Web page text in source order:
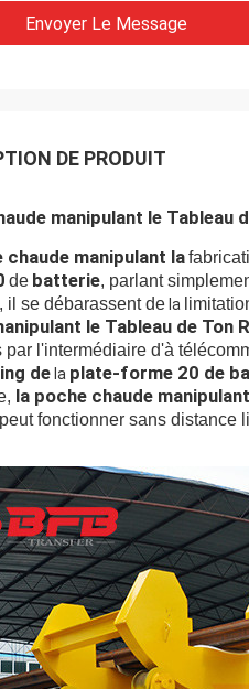
Envoyer Le Message
DE PRODUIT
manipulant le
chaude manipulant la
de batterie, parlant
il se débarassent de la
le Tableau de Ton
par l'intermédiaire d'à
de la plate-forme 20 de
la poche chaude
peut fonctionner sans distance